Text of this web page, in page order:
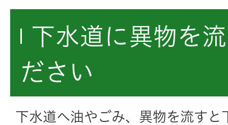
下水道に異物を
ださい
下水道へ油やごみ、異物を流すと